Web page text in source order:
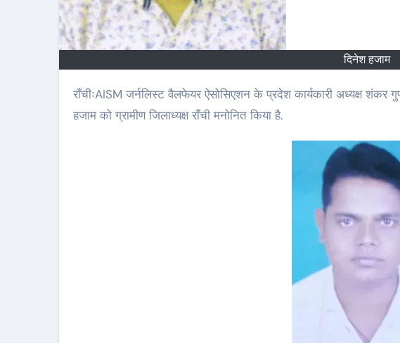
दिनेश हजाम
राँचीःAISM जर्नलिस्ट वैलफेयर ऐसोसिएशन के प्रदेश कार्यकारी अध्यक्ष शंकर गुप्ता ने सिल्ली, ग्रामीण राँची से “R24 न्यूज” के ब्यूरो चीफ दिनेश
हजाम को ग्रामीण जिलाध्यक्ष राँची मनोनित किया है.